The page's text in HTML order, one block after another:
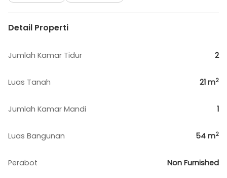
Detail Properti
Jumlah Kamar Tidur 2
Luas Tanah 21 m2
Jumlah Kamar Mandi 1
Luas Bangunan 54 m2
Perabot Non Furnished